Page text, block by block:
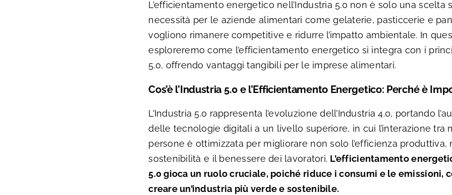
L’efficientamento energetico nell’Industria 5.0 non è solo una scelta
necessità per le aziende alimentari come gelaterie, pasticcerie e
vogliono rimanere competitive e ridurre l’impatto ambientale. In
esploreremo come l’efficientamento energetico si integra con i
5.0, offrendo vantaggi tangibili per le imprese alimentari.
Cos’è l’Industria 5.0 e l’Efficientamento Energetico: Perché è
L’Industria 5.0 rappresenta l’evoluzione dell’Industria 4.0, portando
delle tecnologie digitali a un livello superiore, in cui l’interazione tra
persone è ottimizzata per migliorare non solo l’efficienza produttiva,
sostenibilità e il benessere dei lavoratori. L’efficientamento
5.0 gioca un ruolo cruciale, poiché riduce i consumi e le emissioni,
creare un’industria più verde e sostenibile.